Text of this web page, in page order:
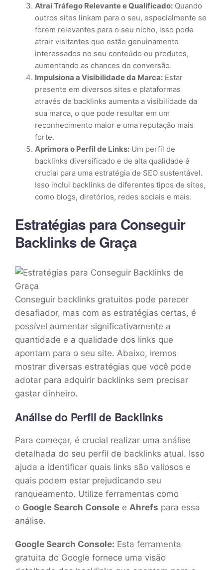
Atrai Tráfego Relevante e Qualificado: Quando
outros sites linkam para o seu, especialmente se
forem relevantes para o seu nicho, isso pode
atrair visitantes que estão genuinamente
interessados no seu conteúdo ou produtos,
aumentando as chances de conversão.
Impulsiona a Visibilidade da Marca: Estar
presente em diversos sites e plataformas
através de backlinks aumenta a visibilidade da
sua marca, o que pode resultar em um
reconhecimento maior e uma reputação mais
forte.
Aprimora o Perfil de Links: Um perfil de
backlinks diversificado e de alta qualidade é
crucial para uma estratégia de SEO sustentável.
Isso inclui backlinks de diferentes tipos de sites,
como blogs, diretórios, redes sociais e mais.
Estratégias para Conseguir
Backlinks de Graça
Conseguir backlinks gratuitos pode parecer
desafiador, mas com as estratégias certas, é
possível aumentar significativamente a
quantidade e a qualidade dos links que
apontam para o seu site. Abaixo, iremos
mostrar diversas estratégias que você pode
adotar para adquirir backlinks sem precisar
gastar dinheiro.
Análise do Perfil de Backlinks
Para começar, é crucial realizar uma análise
detalhada do seu perfil de backlinks atual. Isso
ajuda a identificar quais links são valiosos e
quais podem estar prejudicando seu
ranqueamento. Utilize ferramentas como
o Google Search Console e Ahrefs para essa
análise.
Google Search Console: Esta ferramenta
gratuita do Google fornece uma visão